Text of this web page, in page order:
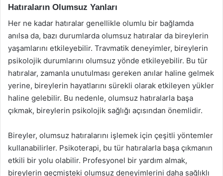
Hatıraların Olumsuz Yanları
Her ne kadar hatıralar genellikle olumlu bir bağlamda
anılsa da, bazı durumlarda olumsuz hatıralar da bireylerin
yaşamlarını etkileyebilir. Travmatik deneyimler, bireylerin
psikolojik durumlarını olumsuz yönde etkileyebilir. Bu tür
hatıralar, zamanla unutulması gereken anılar haline gelmek
yerine, bireylerin hayatlarını sürekli olarak etkileyen yükler
haline gelebilir. Bu nedenle, olumsuz hatıralarla başa
çıkmak, bireylerin psikolojik sağlığı açısından önemlidir.
Bireyler, olumsuz hatıralarını işlemek için çeşitli yöntemler
kullanabilirler. Psikoterapi, bu tür hatıralarla başa çıkmanın
etkili bir yolu olabilir. Profesyonel bir yardım almak,
bireylerin geçmişteki olumsuz deneyimlerini daha sağlıklı